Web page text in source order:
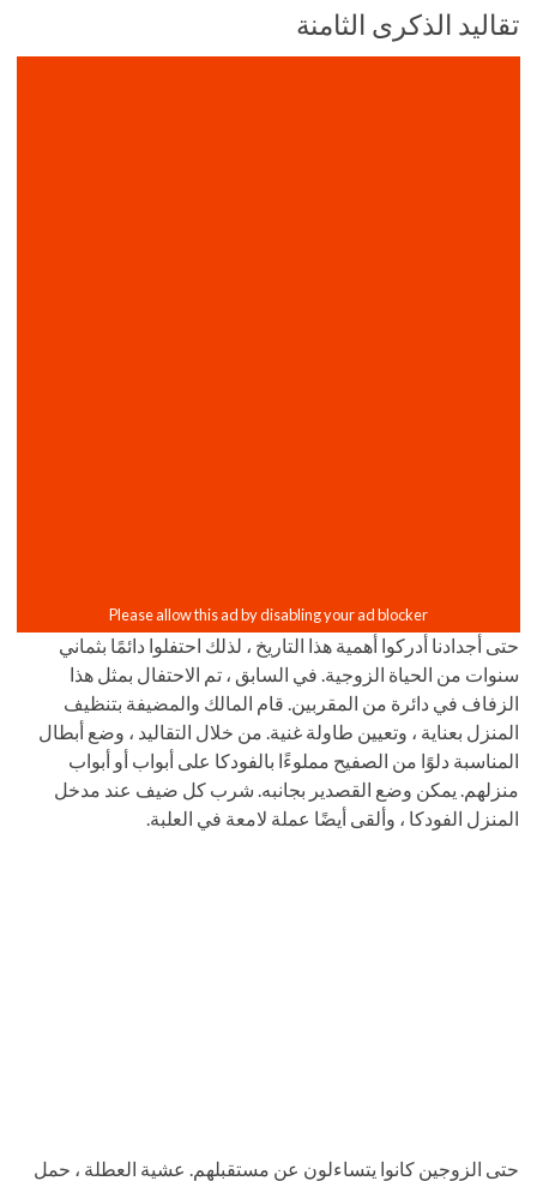
تقاليد الذكرى الثامنة
حتى أجدادنا أدركوا أهمية هذا التاريخ ، لذلك احتفلوا دائمًا بثماني
سنوات من الحياة الزوجية. في السابق ، تم الاحتفال بمثل هذا
الزفاف في دائرة من المقربين. قام المالك والمضيفة بتنظيف
المنزل بعناية ، وتعيين طاولة غنية. من خلال التقاليد ، وضع أبطال
المناسبة دلوًا من الصفيح مملوءًا بالفودكا على أبواب أو أبواب
منزلهم. يمكن وضع القصدير بجانبه. شرب كل ضيف عند مدخل
المنزل الفودكا ، وألقى أيضًا عملة لامعة في العلبة.
حتى الزوجين كانوا يتساءلون عن مستقبلهم. عشية العطلة ، حمل